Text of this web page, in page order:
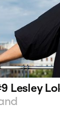
Lesley